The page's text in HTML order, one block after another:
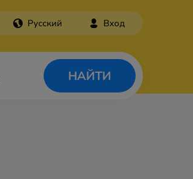
Русский Вход
НАЙТИ